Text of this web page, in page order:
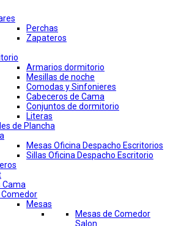
Perchas
Zapateros
Armarios dormitorio
Mesillas de noche
Comodas y Sinfonieres
Cabeceros de Cama
Conjuntos de dormitorio
Literas
de Plancha
Mesas Oficina Despacho Escritorios
Sillas Oficina Despacho Escritorio
Cama
Mesas
Mesas de Comedor
Salon